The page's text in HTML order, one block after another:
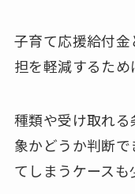
子育て応援給付
担を軽減するため
種類や受け取れ
象かどうか判断
てしまうケースも